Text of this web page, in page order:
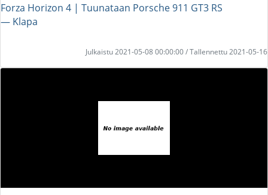
Forza Horizon 4 | Tuunataan Porsche 911 GT3 RS
― Klapa
Julkaistu 2021-05-08 00:00:00 / Tallennettu 2021-05-16